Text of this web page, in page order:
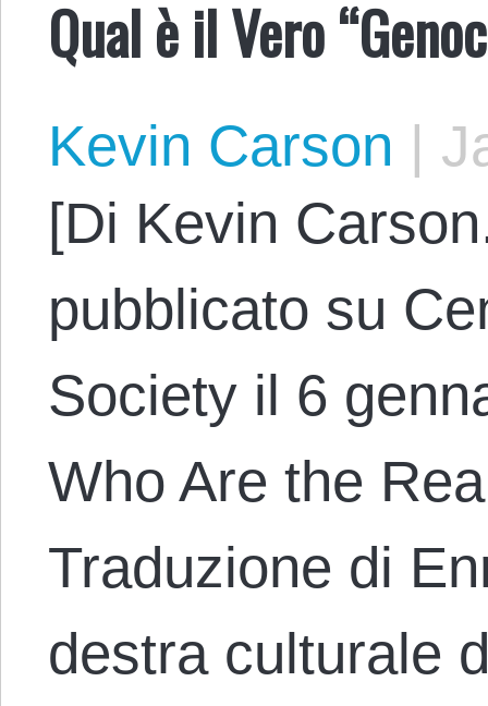
Qual è il Vero
Kevin Carson |
[Di Kevin
pubblicato su
Society il 6
Who Are the
Traduzione di
destra culturale